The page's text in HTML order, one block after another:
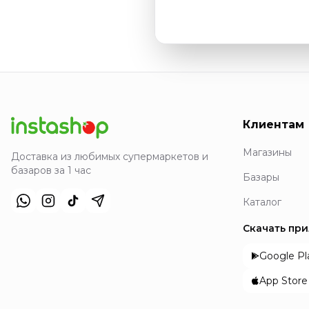
Доставка из любимых супермаркетов и
базаров за 1 час
Клиентам
Магазины
Базары
Каталог
Скачать
Google
App Store